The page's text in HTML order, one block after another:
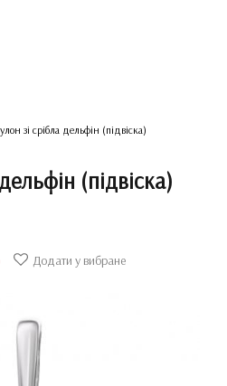
зі срібла дельфін (підвіска)
(підвіска)
Додати у вибране